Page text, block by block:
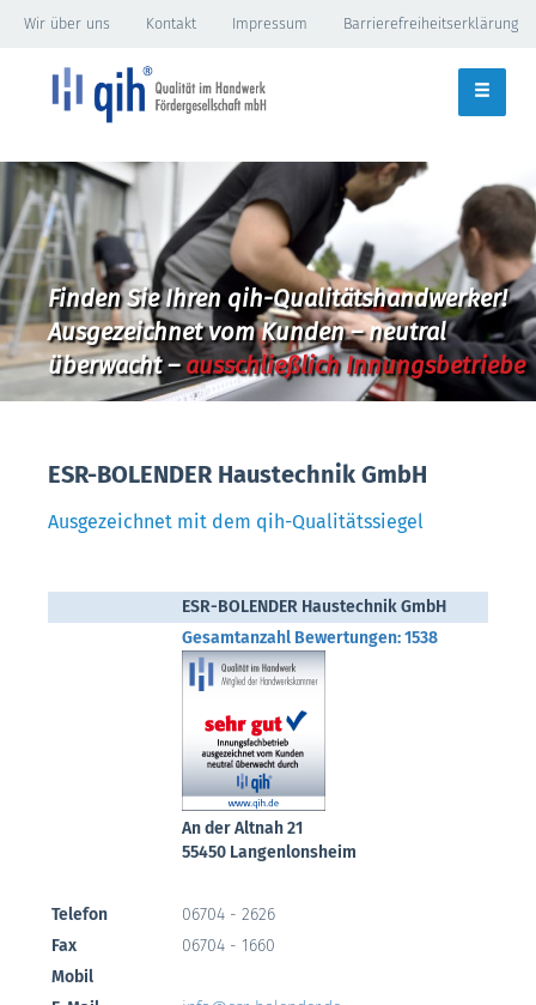
Wir über uns Kontakt Impressum Barrierefreiheitserklärung
Finden Sie Ihren qih-Qualitätshandwerker!
Ausgezeichnet vom Kunden – neutral
überwacht –ausschließlich Innungsbetriebe
ESR-BOLENDER Haustechnik GmbH
Ausgezeichnet mit dem qih-Qualitätssiegel
ESR-BOLENDER Haustechnik GmbH
Gesamtanzahl Bewertungen: 1538
An der Altnah 21
55450 Langenlonsheim
Telefon
06704 - 2626
Fax
06704 - 1660
Mobil